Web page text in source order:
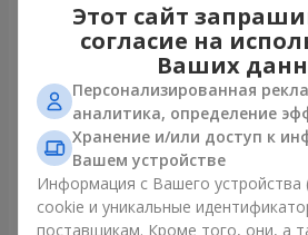
Букет "Kamaliya"
Этот сайт
согласие на
Ваших
Персонализированная
аналитика, определение
Хранение и/или доступ к
Вашем устройстве
Информация с Вашего
cookie и уникальные
поставщикам. Кроме того, они, а